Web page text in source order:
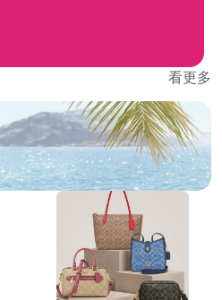
看更多